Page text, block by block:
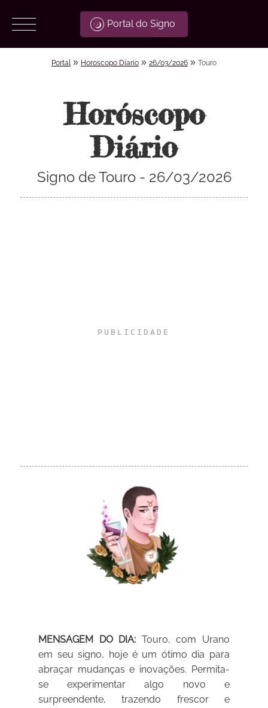
Portal do Signo
Portal » Horoscopo Diario » 26/03/2026 » Touro
Horóscopo
Diário
Signo de Touro - 26/03/2026
MENSAGEM DO DIA: Touro, com Urano
em seu signo, hoje é um ótimo dia para
abraçar mudanças e inovações. Permita-
se experimentar algo novo e
surpreendente, trazendo frescor e